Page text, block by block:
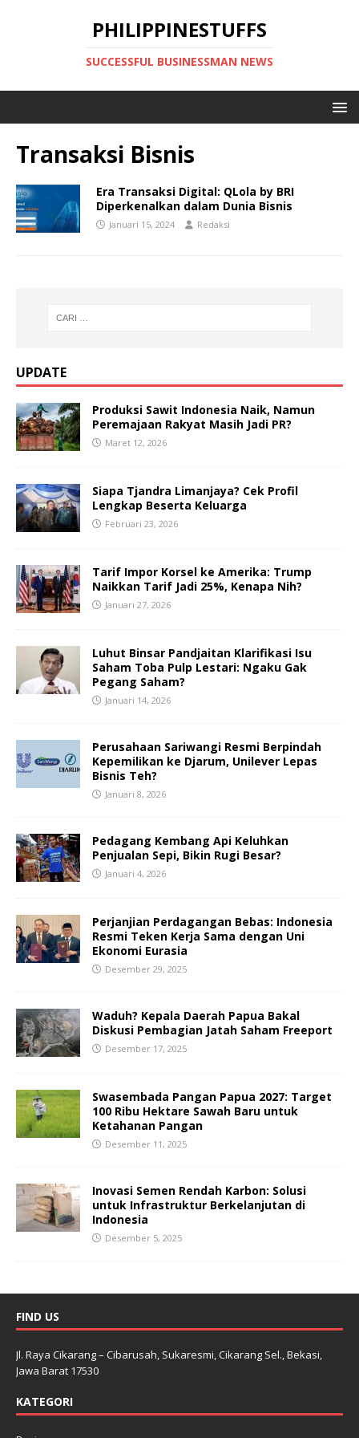
PHILIPPINESTUFFS
SUCCESSFUL BUSINESSMAN NEWS
Transaksi Bisnis
Era Transaksi Digital: QLola by BRI
Diperkenalkan dalam Dunia Bisnis
Januari 15, 2024 Redaksi
UPDATE
Produksi Sawit Indonesia Naik, Namun
Peremajaan Rakyat Masih Jadi PR?
Maret 12, 2026
Siapa Tjandra Limanjaya? Cek Profil
Lengkap Beserta Keluarga
Februari 23, 2026
Tarif Impor Korsel ke Amerika: Trump
Naikkan Tarif Jadi 25%, Kenapa Nih?
Januari 27, 2026
Luhut Binsar Pandjaitan Klarifikasi Isu
Saham Toba Pulp Lestari: Ngaku Gak
Pegang Saham?
Januari 14, 2026
Perusahaan Sariwangi Resmi Berpindah
Kepemilikan ke Djarum, Unilever Lepas
Bisnis Teh?
Januari 8, 2026
Pedagang Kembang Api Keluhkan
Penjualan Sepi, Bikin Rugi Besar?
Januari 4, 2026
Perjanjian Perdagangan Bebas: Indonesia
Resmi Teken Kerja Sama dengan Uni
Ekonomi Eurasia
Desember 29, 2025
Waduh? Kepala Daerah Papua Bakal
Diskusi Pembagian Jatah Saham Freeport
Desember 17, 2025
Swasembada Pangan Papua 2027: Target
100 Ribu Hektare Sawah Baru untuk
Ketahanan Pangan
Desember 11, 2025
Inovasi Semen Rendah Karbon: Solusi
untuk Infrastruktur Berkelanjutan di
Indonesia
Desember 5, 2025
FIND US
Jl. Raya Cikarang – Cibarusah, Sukaresmi, Cikarang Sel., Bekasi,
Jawa Barat 17530
KATEGORI